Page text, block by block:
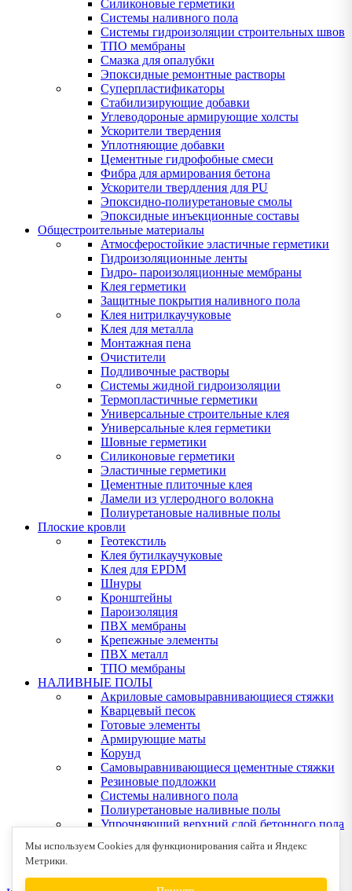
Силиконовые герметики
Системы наливного пола
Системы гидроизоляции строительных швов
ТПО мембраны
Смазка для опалубки
Эпоксидные ремонтные растворы
Суперпластификаторы
Стабилизирующие добавки
Углеводороные армирующие холсты
Ускорители твердения
Уплотняющие добавки
Цементные гидрофобные смеси
Фибра для армирования бетона
Ускорители твердления для PU
Эпоксидно-полиуретановые смолы
Эпоксидные инъекционные составы
Общестроительные материалы
Атмосферостойкие эластичные герметики
Гидроизоляционные ленты
Гидро- пароизоляционные мембраны
Клея герметики
Защитные покрытия наливного пола
Клея нитрилкаучуковые
Клея для металла
Монтажная пена
Очистители
Подливочные растворы
Системы жидной гидроизоляции
Термопластичные герметики
Универсальные строительные клея
Универсальные клея герметики
Шовные герметики
Силиконовые герметики
Эластичные герметики
Цементные плиточные клея
Ламели из углеродного волокна
Полиуретановые наливные полы
Плоские кровли
Геотекстиль
Клея бутилкаучуковые
Клея для EPDM
Шнуры
Кронштейны
Пароизоляция
ПВХ мембраны
Крепежные элементы
ПВХ металл
ТПО мембраны
НАЛИВНЫЕ ПОЛЫ
Акриловые самовыравнивающиеся стяжки
Кварцевый песок
Готовые элементы
Армирующие маты
Корунд
Самовыравнивающиеся цементные стяжки
Резиновые подложки
Системы наливного пола
Полиуретановые наливные полы
Упрочняющий верхний слой бетонного пола
Клея для деревянных полов
Мы используем Cookies для функционирования сайта и Яндекс
Метрики.